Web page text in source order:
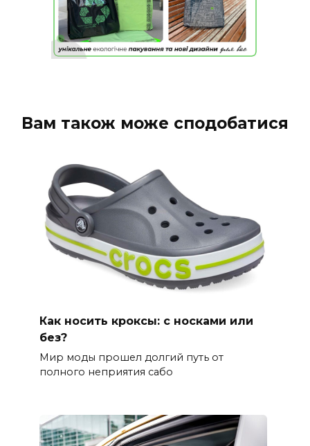
Вам також може сподобатися
Как носить кроксы: с носками или
без?
Мир моды прошел долгий путь от
полного неприятия сабо